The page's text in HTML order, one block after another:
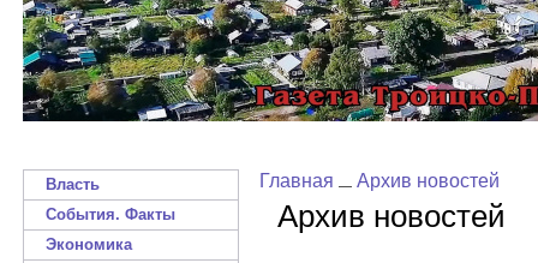
Власть
События. Факты
Экономика
Главная Архив новостей
Архив новостей